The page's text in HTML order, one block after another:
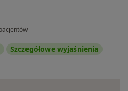
Szczegółowe wyjaśnienia